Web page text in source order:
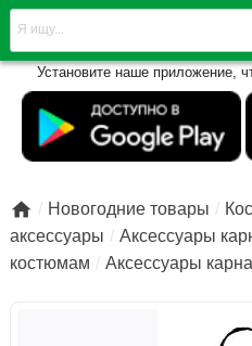
Установите наше приложение,
 Новогодние товары
аксессуары
Аксессуары
костюмам
Аксессуары